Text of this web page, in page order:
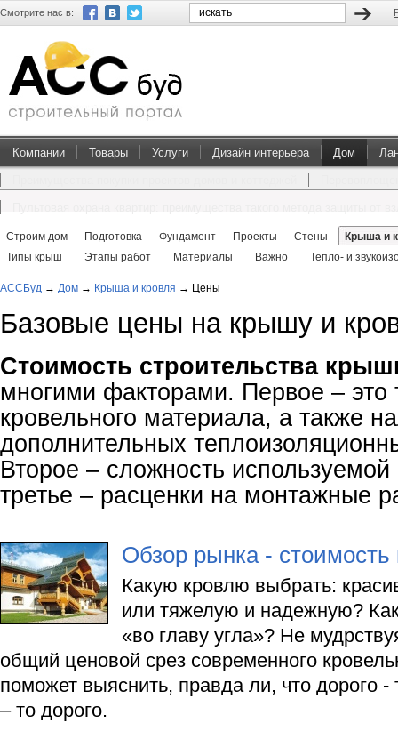
Смотрите нас в:
Компании Товары Услуги Дизайн интерьера Дом
Строим дом Подготовка Фундамент Проекты Стены
Крыша и
Типы крыш
Этапы работ Материалы Важно Тепло- и
АССБуд → Дом → Крыша и кровля → Цены
Базовые цены на крышу и
Стоимость строительства
многими факторами. Первое – это
кровельного материала, а также
дополнительных
Второе – сложность
третье – расценки на монтажные
Обзор рынка - стоимость
Какую кровлю выбрать:
или тяжелую и надежную?
«во главу угла»? Не
общий ценовой срез современного
поможет выяснить, правда ли, что дорого
– то дорого.